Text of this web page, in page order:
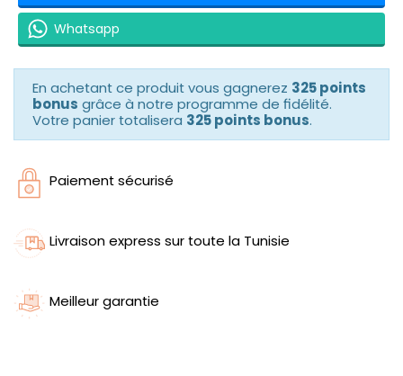
Whatsapp
En achetant ce produit vous gagnerez 325 points
bonus grâce à notre programme de fidélité.
Votre panier totalisera 325 points bonus.
Paiement sécurisé
Livraison express sur toute la Tunisie
Meilleur garantie